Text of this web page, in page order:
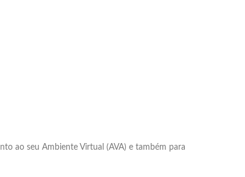
ao seu Ambiente Virtual (AVA) e também para